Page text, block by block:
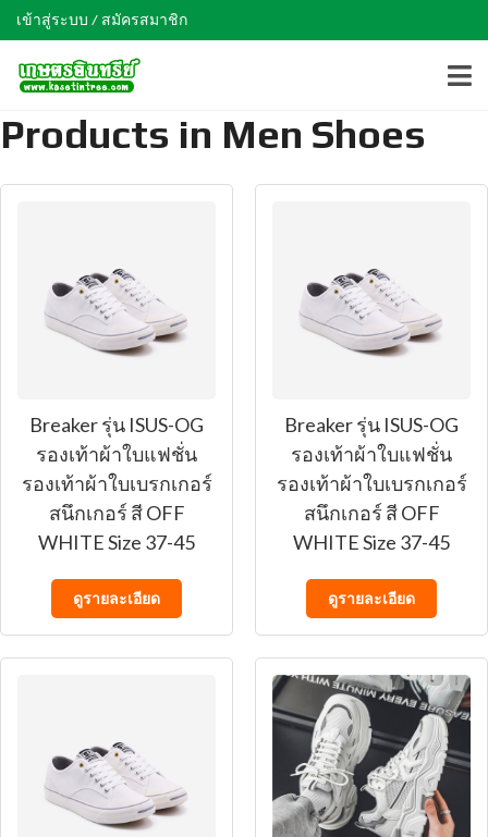
เข้าสู่ระบบ / สมัครสมาชิก
Products in Men Shoes
Breaker รุ่น ISUS-OG
รองเท้าผ้าใบแฟชั่น
รองเท้าผ้าใบเบรกเกอร์
สนึกเกอร์ สี OFF
WHITE Size 37-45
ดูรายละเอียด
Breaker รุ่น ISUS-OG
รองเท้าผ้าใบแฟชั่น
รองเท้าผ้าใบเบรกเกอร์
สนึกเกอร์ สี OFF
WHITE Size 37-45
ดูรายละเอียด